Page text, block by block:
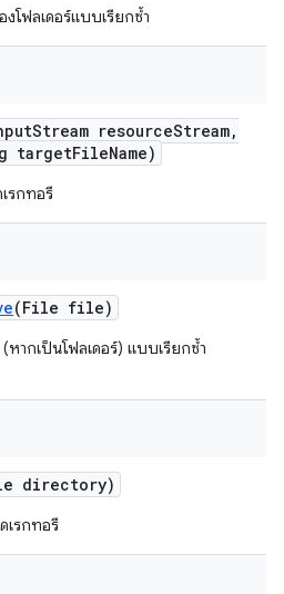
โฟลเดอร์แบบเรียกซ้ำ
Stream resourceStream,
targetFileName)
รกทอรี
(File file)
หากเป็นโฟลเดอร์) แบบเรียกซ้ำ
directory)
เรกทอรี